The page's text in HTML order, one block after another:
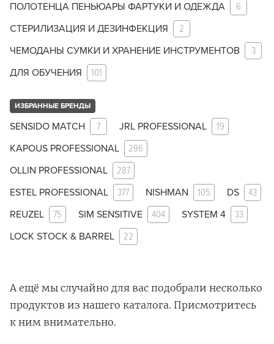
ПОЛОТЕНЦА ПЕНЬЮАРЫ ФАРТУКИ И ОДЕЖДА 6
СТЕРИЛИЗАЦИЯ И ДЕЗИНФЕКЦИЯ 2
ЧЕМОДАНЫ СУМКИ И ХРАНЕНИЕ ИНСТРУМЕНТОВ 3
ДЛЯ ОБУЧЕНИЯ 101
ИЗБРАННЫЕ БРЕНДЫ
SENSIDO MATCH 7 JRL PROFESSIONAL 19
KAPOUS PROFESSIONAL 296
OLLIN PROFESSIONAL 287
ESTEL PROFESSIONAL 377 NISHMAN 105 DS 43
REUZEL 75 SIM SENSITIVE 404 SYSTEM 4 33
LOCK STOCK & BARREL 22
А ещё мы случайно для вас подобрали несколько
продуктов из нашего каталога. Присмотритесь
к ним внимательно.
Заяц–робот